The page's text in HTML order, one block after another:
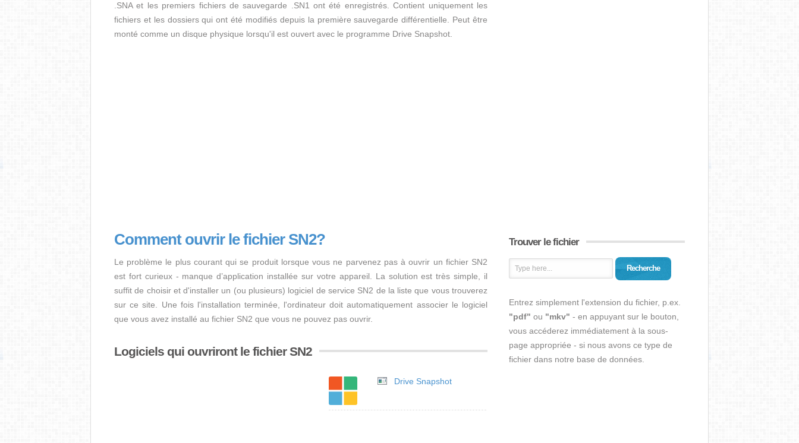
.SNA et les premiers fichiers de sauvegarde .SN1 ont été enregistrés. Contient uniquement les
fichiers et les dossiers qui ont été modifiés depuis la première sauvegarde différentielle. Peut être
monté comme un disque physique lorsqu'il est ouvert avec le programme Drive Snapshot.
Comment ouvrir le fichier SN2?
Le problème le plus courant qui se produit lorsque vous ne parvenez pas à ouvrir un fichier SN2
est fort curieux - manque d’application installée sur votre appareil. La solution est très simple, il
suffit de choisir et d'installer un (ou plusieurs) logiciel de service SN2 de la liste que vous trouverez
sur ce site. Une fois l'installation terminée, l'ordinateur doit automatiquement associer le logiciel
que vous avez installé au fichier SN2 que vous ne pouvez pas ouvrir.
Logiciels qui ouvriront le fichier SN2
Drive Snapshot
Trouver le fichier
Recherche
Entrez simplement l'extension du fichier, p.ex.
"pdf" ou "mkv" - en appuyant sur le bouton,
vous accéderez immédiatement à la sous-
page appropriée - si nous avons ce type de
fichier dans notre base de données.